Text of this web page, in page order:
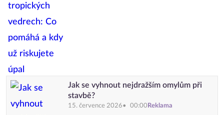
Jak se vyhnout nejdražším omylům při
stavbě?
15. července 2026 00:00 Reklama